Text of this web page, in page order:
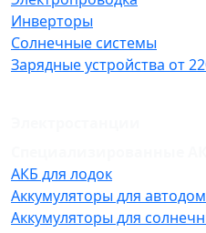
Инверторы
Солнечные системы
Зарядные устройства от
АКБ для лодок
Аккумуляторы для
Аккумуляторы для